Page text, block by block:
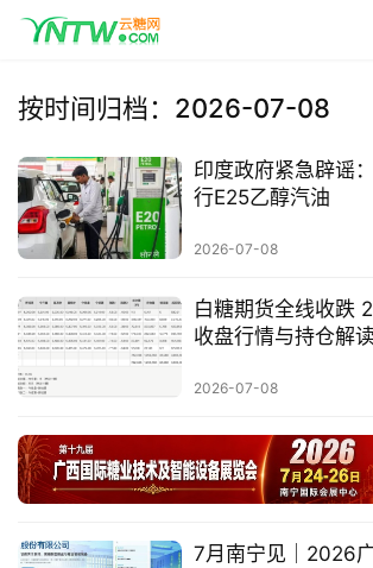
首
云
糖
公
众
现
货
价
按时间归档：2026-07-08
印度政府紧急辟谣
行E25乙醇汽油
2026-07-08
白糖期货全线收跌
收盘行情与持仓解读
2026-07-08
7月南宁见｜2026